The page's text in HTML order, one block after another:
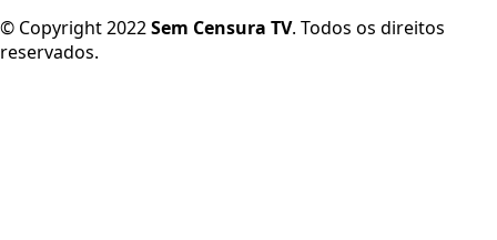
© Copyright 2022Sem Censura TV. Todos os direitos
reservados.